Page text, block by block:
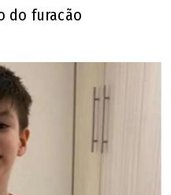
pensamento do ex-
do furacão